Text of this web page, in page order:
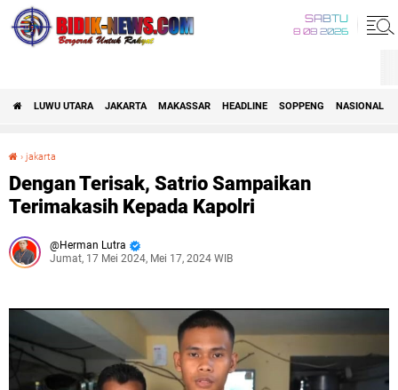
SABTU
8 08 2026
LUWU UTARA JAKARTA MAKASSAR HEADLINE SOPPENG NASIONAL
› jakarta
Dengan Terisak, Satrio Sampaikan
Terimakasih Kepada Kapolri
Herman Lutra
Jumat, 17 Mei 2024, Mei 17, 2024 WIB